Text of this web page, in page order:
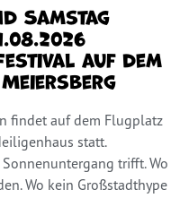
Samstag
auf dem
findet auf dem Flugplatz
statt.
trifft. Wo
Wo kein Großstadthype